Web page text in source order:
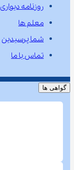
روزنامه دیواری
معلم ها
شما پرسیدین
تماس با ما
گواهی ها